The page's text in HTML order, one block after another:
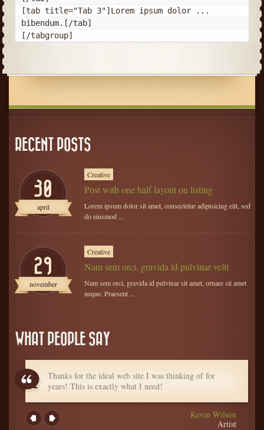
[tab title="Tab 3"]Lorem ipsum dolor ...
bibendum.[/tab]
[/tabgroup]
RECENT POSTS
30
april
Creative
Post with one half layout on listing
Lorem ipsum dolor sit amet, consectetur adipisicing elit, sed
do eiusmod ...
29
november
Creative
Nam sem orci, gravida id pulvinar velit
Nam sem orci, gravida id pulvinar sit amet, ornare sit amet
neque. Praesent ...
WHAT PEOPLE SAY
Thanks for the ideal web site I was thinking of for
years! This is exactly what I need!
Kevin Wilson
Artist